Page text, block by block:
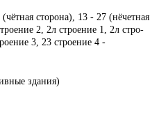
сторона), 13 - 27 (нёчетная
2, 2л строение 1, 2л стро-
3, 23 строение 4 -
здания)